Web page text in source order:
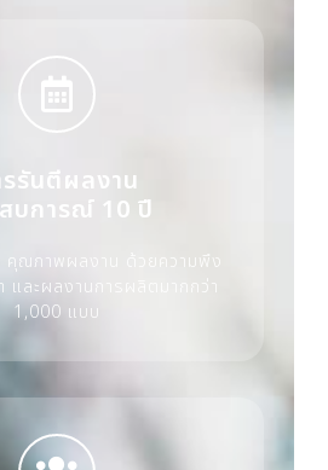
รันตีผลงาน
บการณ์ 10 ปี
คุณภาพผลงาน ด้วยความพึง
และผลงานการผลิตมากกว่า
1,000 แบบ